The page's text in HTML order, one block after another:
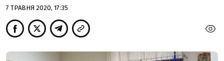
7 ТРАВНЯ 2020, 17:35